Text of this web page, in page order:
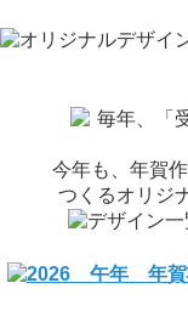
今年も、年賀
つくるオリジ